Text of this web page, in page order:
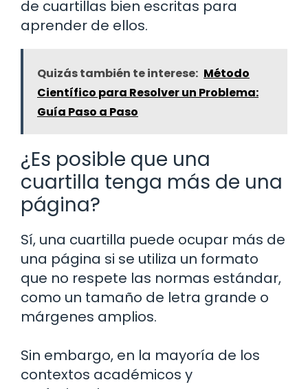
de cuartillas bien escritas para
aprender de ellos.
Quizás también te interese: Método
Científico para Resolver un Problema:
Guía Paso a Paso
¿Es posible que una
cuartilla tenga más de una
página?
Sí, una cuartilla puede ocupar más de
una página si se utiliza un formato
que no respete las normas estándar,
como un tamaño de letra grande o
márgenes amplios.
Sin embargo, en la mayoría de los
contextos académicos y